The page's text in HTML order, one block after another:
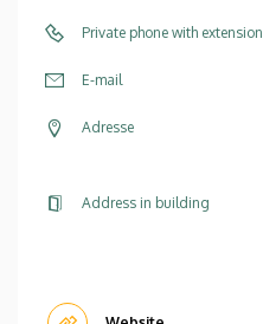
Private phone with extension
E-mail
Adresse
Address in building